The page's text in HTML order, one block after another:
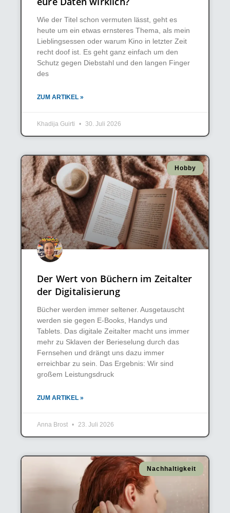
Wie der Titel schon vermuten lässt, geht es
heute um ein etwas ernsteres Thema, als mein
Lieblingsessen oder warum Kino in letzter Zeit
recht doof ist. Es geht ganz einfach um den
Schutz gegen Diebstahl und den langen Finger
des
ZUM ARTIKEL »
Khadija Guirti 30. Juli 2026
Hobby
Der Wert von Büchern im Zeitalter
der Digitalisierung
Bücher werden immer seltener. Ausgetauscht
werden sie gegen E-Books, Handys und
Tablets. Das digitale Zeitalter macht uns immer
mehr zu Sklaven der Berieselung durch das
Fernsehen und drängt uns dazu immer
erreichbar zu sein. Das Ergebnis: Wir sind
großem Leistungsdruck
ZUM ARTIKEL »
Anna Brost 23. Juli 2026
Nachhaltigkeit